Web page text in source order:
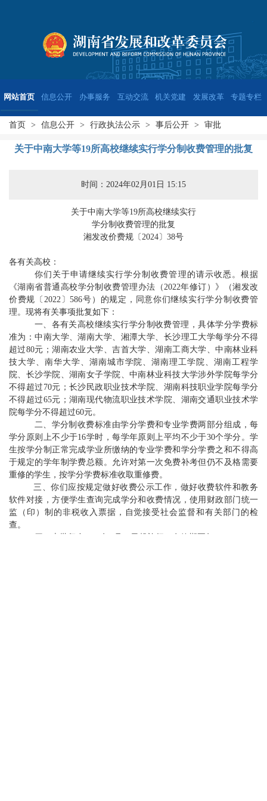
网站首页 信息公开 办事服务 互动交流 机关党建 发展改革 专题专栏
首页 > 信息公开 > 行政执法公示 > 事后公开 > 审批
关于中南大学等19所高校继续实行学分制收费管理的批复
时间：2024年02月01日 15:15
关于中南大学等19所高校继续实行
学分制收费管理的批复
湘发改价费规 〔 2024〕 38号
各有关高校：
你们关于申请继续实行学分制收费管理的请示收悉。根据
《湖南省普通高校学分制收费管理办法（ 2022年修订）》（湘发改
价费规〔 2022 〕586号）的规定，同意你们继续实行学分制收费管
理。现将有关事项批复如下：
一、各有关高校继续实行学分制收费管理，具体学分学费标
准为：中南大学、湖南大学、湘潭大学、长沙理工大学每学分不得
超过80元；湖南农业大学、吉首大学、湖南工商大学 、中南林业科
技大学、南华大学、湖南城市学院、湖南理工学院、湖南工程学
院
长沙学院、湖南女子学院、中南林业科技大学涉外学院每学分
不得超过 70元；长沙民政职业技术学院、湖南科技职业学院每学分
不得超过65元；湖南现代物流职业技术学院、湖南交通职业技术学
院每学分不得超过60元。
二、学分制收费标准由学分学费和专业学费两部分组成，每
学分原则上不少于16学时，每学年原则上平均不少于30个学分。学
生按学分制正常完成学业所缴纳的专业学费和学分学费之和不得高
于规定的学年制学费总额。允许对第一次免费补考但仍不及格需要
重修的学生，按学分学费标准收取重修费。
三、你们应按规定做好收费公示工作，做好收费软件和教务
软件对接，方便学生查询完成学分和收费情况，使用财政部门统一
监（印）制的非税收入票据，自觉接受社会监督和有关部门的检
查 。
四、本批复自
年 月 日 起施行，有效期五年。